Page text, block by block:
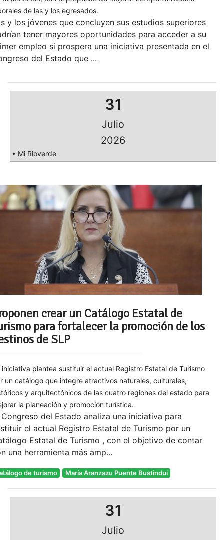
de las y los egresados.
y los jóvenes que concluyen sus estudios superiores
tener mayores oportunidades para acceder a su
empleo si prospera una iniciativa presentada en el
del Estado que ...
31
Julio
2026
• Mi Rioverde
crear un Catálogo Estatal de
para fortalecer la promoción de los
de SLP
iniciativa plantea sustituir el actual Registro Estatal de Turismo
un catálogo que integre atractivos naturales, culturales,
y arquitectónicos de las cuatro regiones del estado para
la planeación y promoción turística.
Congreso del Estado analiza una iniciativa para
el actual Registro Estatal de Turismo por un
Estatal de Turismo , con el objetivo de contar
una herramienta más amp...
de turismo María Aranzazu Puente Bustindui
31
Julio